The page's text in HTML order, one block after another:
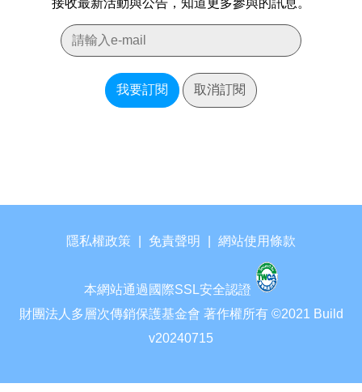
接收最新活動與公告，知道更多參與的訊息。
我要訂閱 取消訂閱
隱私權政策 免責聲明 網站使用條款
本網站通過國際SSL安全認證
財團法人多層次傳銷保護基金會 著作權所有 ©2021 Build
v20240715